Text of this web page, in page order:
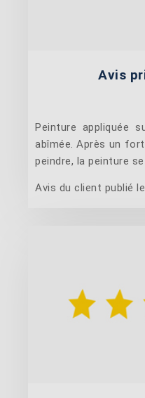
Avis
Peinture appliquée
abîmée. Après un
peindre, la peinture
Avis du client publié